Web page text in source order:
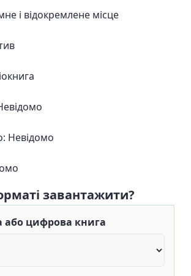
і відокремлене місце
Невідомо
завантажити?
або цифрова книга